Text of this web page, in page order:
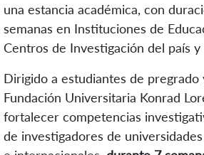
una estancia académica, con
semanas en Instituciones de
Centros de Investigación del país
Dirigido a estudiantes de pregrado
Fundación Universitaria Konrad
fortalecer competencias
de investigadores de